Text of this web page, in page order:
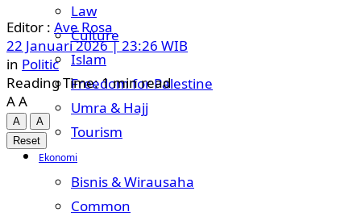
Law
Culture
Islam
Freedom for Palestine
Umra & Hajj
Tourism
Ekonomi
Bisnis & Wirausaha
Common
Ave Rosa
22 Januari 2026 | 23:26 WIB
in Politic
Reading Time: 1 min read
AA
A
A
Reset